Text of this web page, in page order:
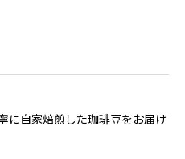
に自家焙煎した珈琲豆をお届け